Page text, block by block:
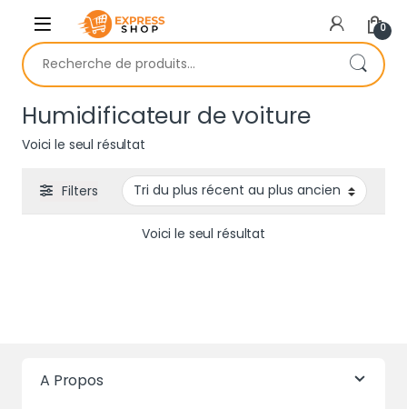
Skip to navigation
Skip to content
0
Recherche pour :
Humidificateur de voiture
Voici le seul résultat
Filters
Voici le seul résultat
A Propos